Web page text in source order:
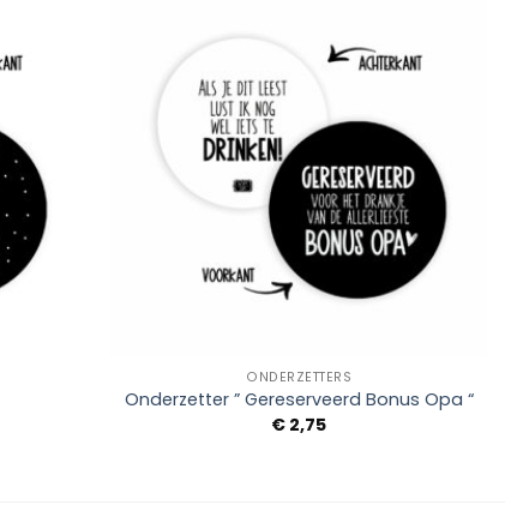
Wishlist
Wishlist
ONDERZETTERS
Onderzetter ” Gereserveerd Bonus Opa “
€ 2,75